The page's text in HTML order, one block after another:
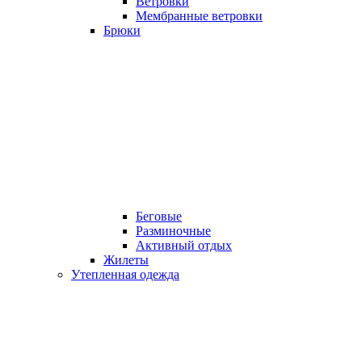
Мембранные ветровки
Брюки
Беговые
Разминочные
Активный отдых
Жилеты
Утепленная одежда